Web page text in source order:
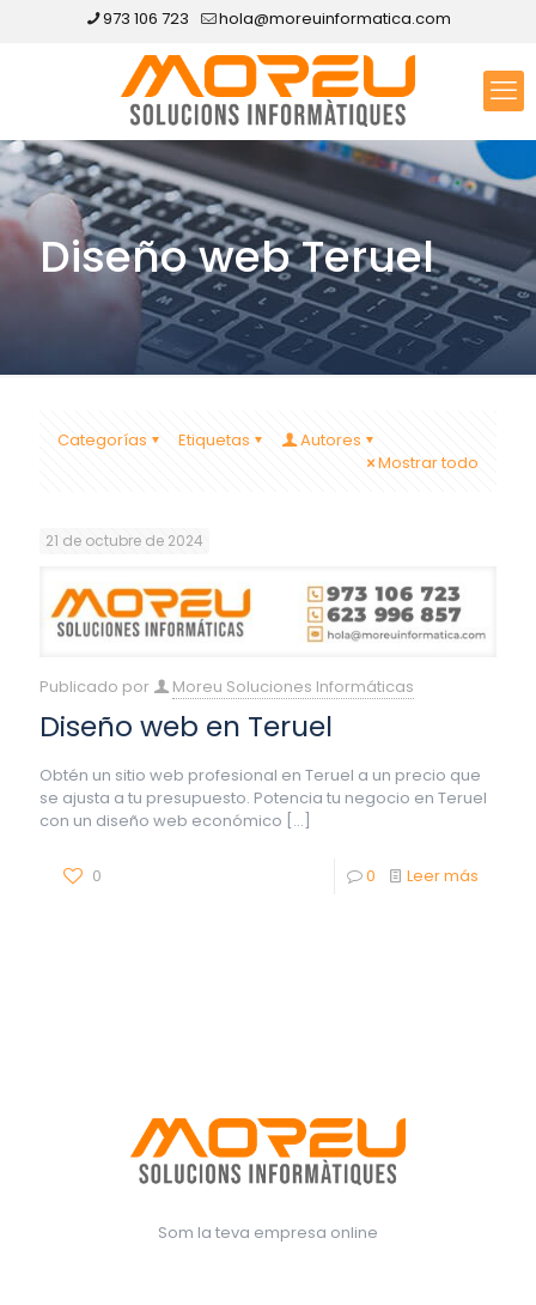
973 106 723 hola@moreuinformatica.com
Diseño web Teruel
Categorías Etiquetas
Autores
Mostrar todo
21 de octubre de 2024
Publicado por Moreu Soluciones Informáticas
Diseño web en Teruel
Obtén un sitio web profesional en Teruel a un precio que
se ajusta a tu presupuesto. Potencia tu negocio en Teruel
con un diseño web económico […]
0 0 Leer más
Som la teva empresa online